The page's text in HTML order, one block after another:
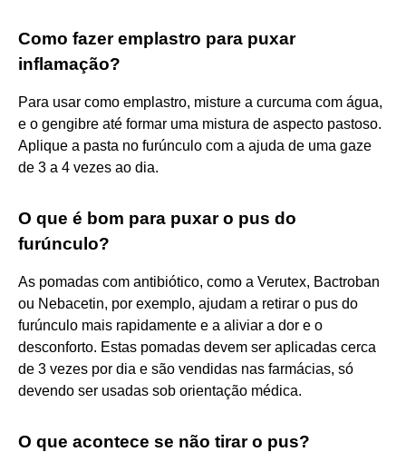
Como fazer emplastro para puxar
inflamação?
Para usar como emplastro, misture a curcuma com água,
e o gengibre até formar uma mistura de aspecto pastoso.
Aplique a pasta no furúnculo com a ajuda de uma gaze
de 3 a 4 vezes ao dia.
O que é bom para puxar o pus do
furúnculo?
As pomadas com antibiótico, como a Verutex, Bactroban
ou Nebacetin, por exemplo, ajudam a retirar o pus do
furúnculo mais rapidamente e a aliviar a dor e o
desconforto. Estas pomadas devem ser aplicadas cerca
de 3 vezes por dia e são vendidas nas farmácias, só
devendo ser usadas sob orientação médica.
O que acontece se não tirar o pus?